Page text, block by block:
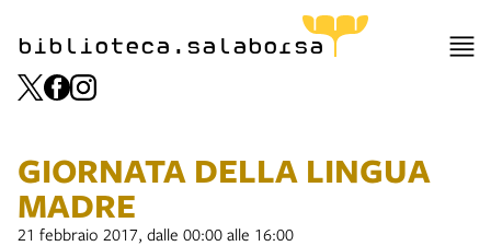
biblioteca.salaborsa
GIORNATA DELLA LINGUA
MADRE
21 febbraio 2017, dalle 00:00 alle 16:00